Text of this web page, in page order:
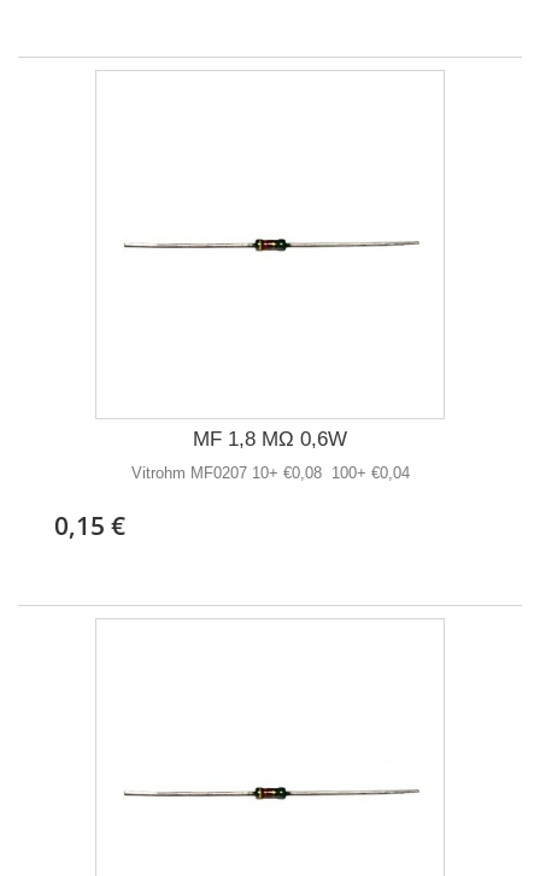
MF 1,8 MΩ 0,6W
Vitrohm MF0207 10+ €0,08 100+ €0,04
0,15 €